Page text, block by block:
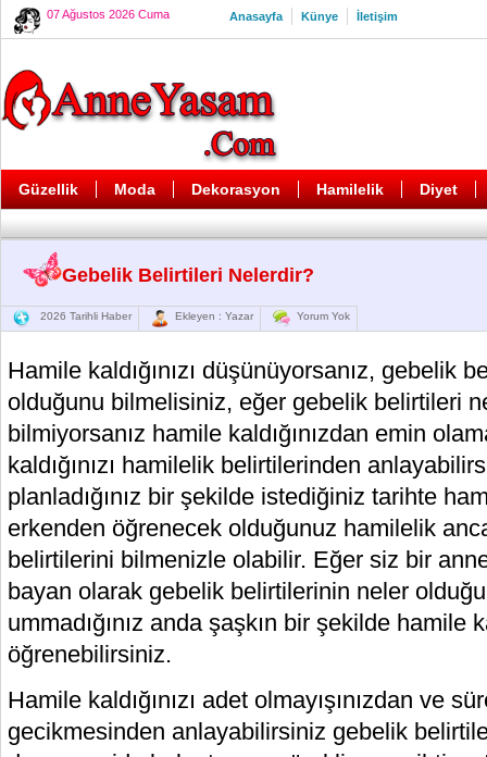
07 Ağustos 2026 Cuma Anasayfa Künye İletişim
Güzellik Moda Dekorasyon Hamilelik Diyet
Gebelik Belirtileri Nelerdir?
2026 Tarihli Haber Ekleyen : Yazar Yorum Yok
Hamile kaldığınızı düşünüyorsanız, gebelik
olduğunu bilmelisiniz, eğer gebelik belirtileri
bilmiyorsanız hamile kaldığınızdan emin
kaldığınızı hamilelik belirtilerinden
planladığınız bir şekilde istediğiniz tarihte
erkenden öğrenecek olduğunuz hamilelik
belirtilerini bilmenizle olabilir. Eğer siz bir
bayan olarak gebelik belirtilerinin neler
ummadığınız anda şaşkın bir şekilde hamile
öğrenebilirsiniz.
Hamile kaldığınızı adet olmayışınızdan ve
gecikmesinden anlayabilirsiniz gebelik